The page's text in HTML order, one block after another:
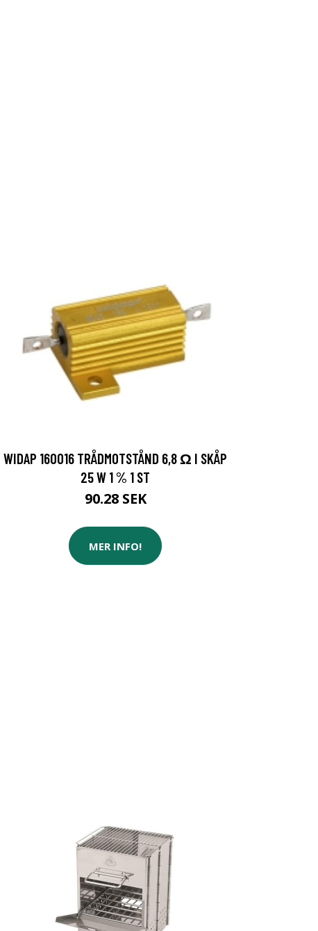
WIDAP 160016 TRÅDMOTSTÅND 6,8 Ω I SKÅP
25 W 1 % 1 ST
90.28 SEK
MER INFO!